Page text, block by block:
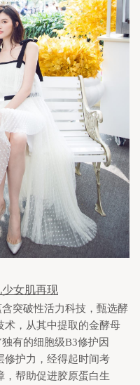
女肌再现
突破性活力科技，甄选酵
术，从其中提取的金酵母
有的细胞级B3修护因
修护力，经得起时间考
，帮助促进胶原蛋白生